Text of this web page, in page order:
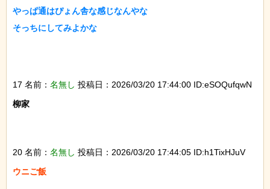
やっぱ通はぴょん舎な感じなんやな
そっちにしてみよかな
17 名前： 名無し 投稿日：2026/03/20 17:44:00 ID:eSOQufqwN
柳家
20 名前： 名無し 投稿日：2026/03/20 17:44:05 ID:h1TixHJuV
ウニご飯